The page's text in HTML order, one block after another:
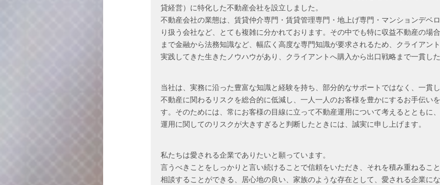
貸経営）に特化した不動産会社を設立しました。
不動産会社の業態は、賃貸仲介専門・賃貸管理専門・地上げ専門・マンションデベ
り扱う会社など、とても複雑に分かれております。その中でも特に収益不動産の場
まで金融から法務知識など、幅広く高度な専門知識が要求されるため、クライアン
実践してきた生きたノウハウがあり、クライアントへ購入から出口戦略まで一貫し
当社は、実務に沿った豊富な知識と経験を持ち、部分的なサポートではなく、一貫
不動産に関わるリスクを総合的に低減し、一人一人のお客様を豊かにするお手伝い
す。そのためには、常にお客様の目線に立って不動産運用について考えるとともに
運用に関してのリスクが大きすぎると判断したときには、誠実に申し上げます。
私たちは愛される企業でありたいと願っています。
言うべきことをしっかりと言い続けることで信頼をいただき、それを積み重ねるこ
相談することができる、居心地の良い、家族のような存在として、愛される企業に